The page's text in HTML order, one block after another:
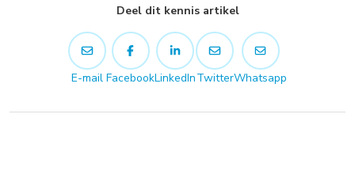
Deel dit kennis artikel
E-mail FacebookLinkedInTwitterWhatsapp